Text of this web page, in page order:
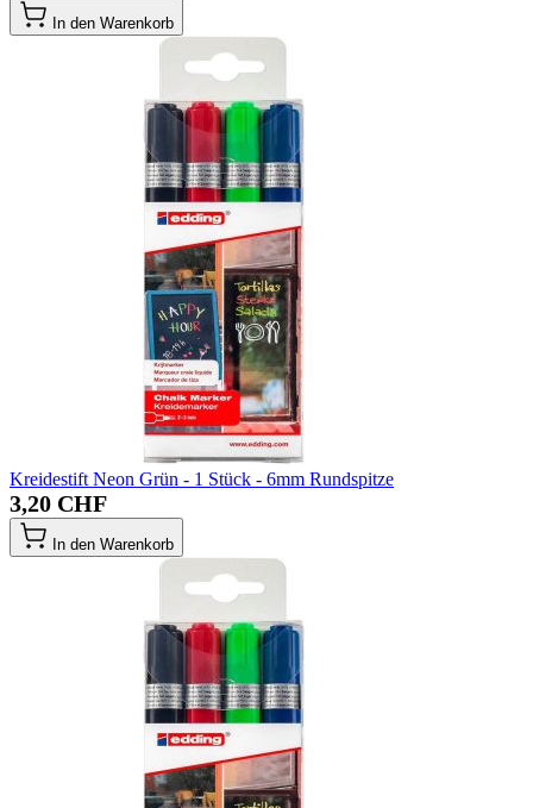
In den Warenkorb
Kreidestift Neon Grün - 1 Stück - 6mm Rundspitze
3,20 CHF
In den Warenkorb